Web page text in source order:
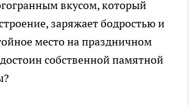
вкусом, который
заряжает бодростью и
место на праздничном
собственной памятной